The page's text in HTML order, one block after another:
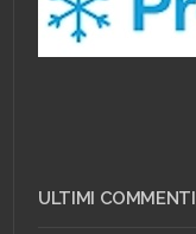
ULTIMI COMMENTI